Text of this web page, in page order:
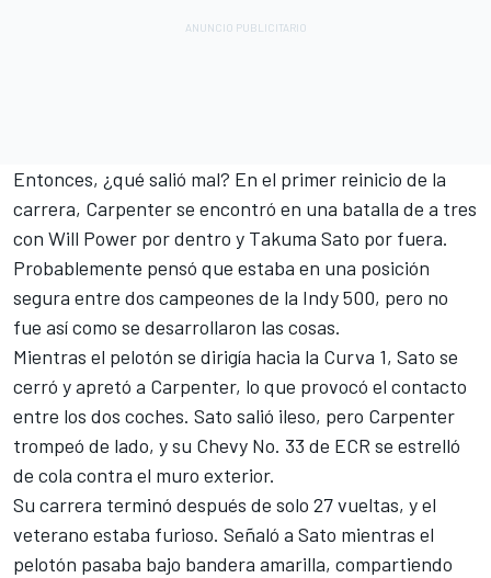
Entonces, ¿qué salió mal? En el primer reinicio de la
carrera, Carpenter se encontró en una batalla de a tres
con Will Power por dentro y Takuma Sato por fuera.
Probablemente pensó que estaba en una posición
segura entre dos campeones de la Indy 500, pero no
fue así como se desarrollaron las cosas.
Mientras el pelotón se dirigía hacia la Curva 1, Sato se
cerró y apretó a Carpenter, lo que provocó el contacto
entre los dos coches. Sato salió ileso, pero Carpenter
trompeó de lado, y su Chevy No. 33 de ECR se estrelló
de cola contra el muro exterior.
Su carrera terminó después de solo 27 vueltas, y el
veterano estaba furioso. Señaló a Sato mientras el
pelotón pasaba bajo bandera amarilla, compartiendo